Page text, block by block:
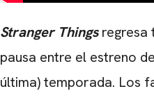
Stranger Thingsregresa
pausa entre el estreno
última) temporada. Los